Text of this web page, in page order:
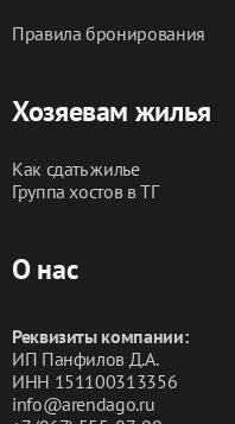
Правила бронирования
Хозяевам жилья
Как сдать жилье
Группа хостов в ТГ
О нас
Реквизиты компании:
ИП Панфилов Д.А.
ИНН 151100313356
info@arendago.ru